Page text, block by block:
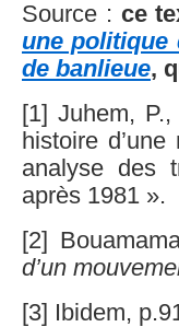
Source : ce
une politique
de banlieue,
[1] Juhem,
histoire
analyse des
après 1981 ».
[2]
d’un
[3] Ibidem,